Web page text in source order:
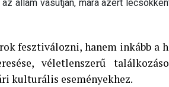
állam vasútján, mára azért
fesztiválozni, hanem inkább a
véletlenszerű
kulturális eseményekhez.